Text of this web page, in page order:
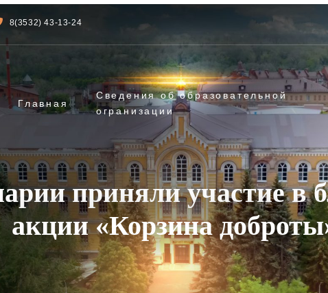
8(3532) 43-13-24
Главная
Сведения об образовательной
огранизации
приняли участие в
акции «Корзина